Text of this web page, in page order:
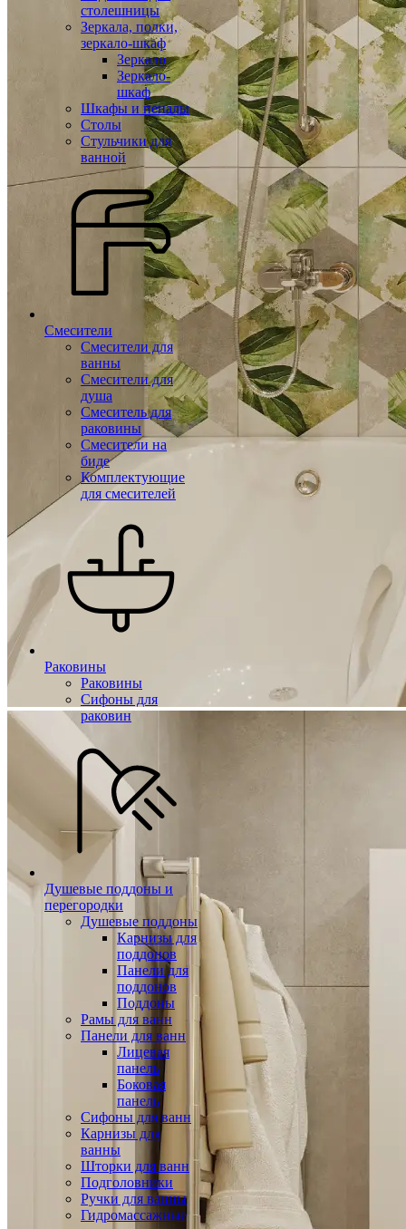
столешницы
Зеркала, полки,
зеркало-шкаф
Зеркало
Зеркало-
шкаф
Шкафы и пеналы
Столы
Стульчики для
ванной
Смесители
Смесители для
ванны
Смесители для
душа
Смеситель для
раковины
Смесители на
биде
Комплектующие
для смесителей
Раковины
Раковины
Сифоны для
раковин
Душевые поддоны и
перегородки
Душевые поддоны
Карнизы для
поддонов
Панели для
поддонов
Поддоны
Рамы для ванн
Панели для ванн
Лицевая
панель
Боковая
панель
Сифоны для ванн
Карнизы для
ванны
Шторки для ванн
Подголовники
Ручки для ванны
Гидромассажные